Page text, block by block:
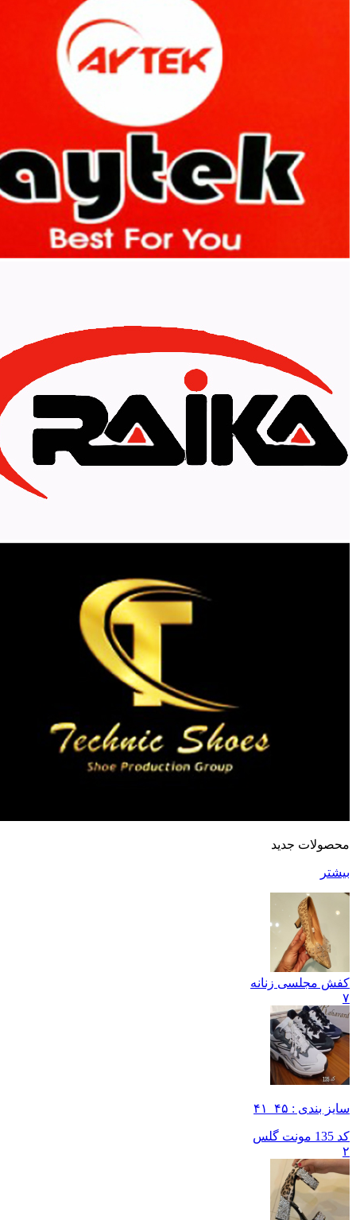
محصولات جدید
بیشتر
کفش مجلسی زنانه
۷
سایز بندی : ۴۵_۴۱
کد 135 مونت گلس
۲